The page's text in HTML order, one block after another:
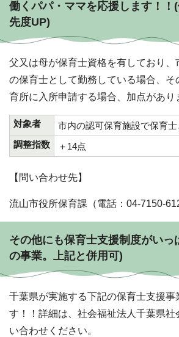
働くパパ・ママを応援します！！
先度UP)
父又は母が保育士資格を有しており、
の保育士として勤務している場合、そ
育所に入所申請する場合、加点があり
対象者
市内の認可保育施設で保育
調整指数
＋14点
【問い合わせ先】
流山市役所保育課（電話：04-7150-
その他にも保育士支援制度がいっ
の事業。上記と併用可)
千葉県が実施する下記の保育士支援事
す！！詳細は、社会福祉法人千葉県社
い合わせください。